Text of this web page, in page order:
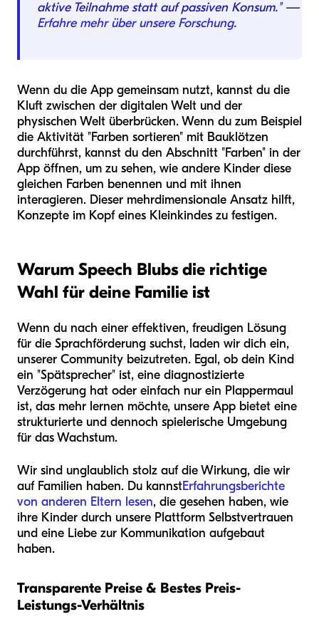
aktive Teilnahme statt auf passiven Konsum." —
Erfahre mehr über unsere Forschung.
Wenn du die App gemeinsam nutzt, kannst du die
Kluft zwischen der digitalen Welt und der
physischen Welt überbrücken. Wenn du zum Beispiel
die Aktivität "Farben sortieren" mit Bauklötzen
durchführst, kannst du den Abschnitt "Farben" in der
App öffnen, um zu sehen, wie andere Kinder diese
gleichen Farben benennen und mit ihnen
interagieren. Dieser mehrdimensionale Ansatz hilft,
Konzepte im Kopf eines Kleinkindes zu festigen.
Warum Speech Blubs die richtige
Wahl für deine Familie ist
Wenn du nach einer effektiven, freudigen Lösung
für die Sprachförderung suchst, laden wir dich ein,
unserer Community beizutreten. Egal, ob dein Kind
ein "Spätsprecher" ist, eine diagnostizierte
Verzögerung hat oder einfach nur ein Plappermaul
ist, das mehr lernen möchte, unsere App bietet eine
strukturierte und dennoch spielerische Umgebung
für das Wachstum.
Wir sind unglaublich stolz auf die Wirkung, die wir
auf Familien haben. Du kannstErfahrungsberichte
von anderen Eltern lesen, die gesehen haben, wie
ihre Kinder durch unsere Plattform Selbstvertrauen
und eine Liebe zur Kommunikation aufgebaut
haben.
Transparente Preise & Bestes Preis-
Leistungs-Verhältnis